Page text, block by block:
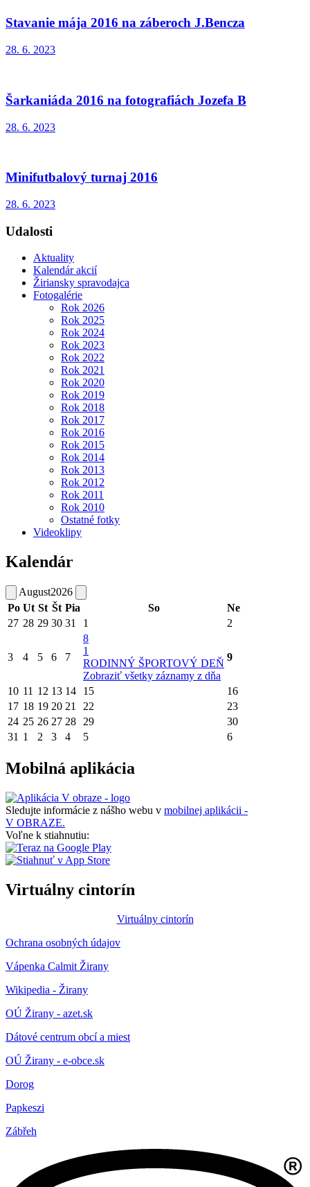
Stavanie mája 2016 na záberoch J.Bencza
28. 6. 2023
Šarkaniáda 2016 na fotografiách Jozefa B
28. 6. 2023
Minifutbalový turnaj 2016
28. 6. 2023
Udalosti
Aktuality
Kalendár akcií
Žiriansky spravodajca
Fotogalérie
Rok 2026
Rok 2025
Rok 2024
Rok 2023
Rok 2022
Rok 2021
Rok 2020
Rok 2019
Rok 2018
Rok 2017
Rok 2016
Rok 2015
Rok 2014
Rok 2013
Rok 2012
Rok 2011
Rok 2010
Ostatné fotky
Videoklipy
Kalendár
August2026
Po Ut St Št Pia So
Ne
27 28 29 30 31 1 2
3 4 5 6 7
8
1
RODINNÝ ŠPORTOVÝ DEŇ
Zobraziť všetky záznamy z dňa
9
10 11 12 13 14 15
16
17 18 19 20 21 22
23
24 25 26 27 28 29
30
31 1 2 3 4 5 6
Mobilná aplikácia
Sledujte informácie z nášho webu v mobilnej aplikácii -
V OBRAZE.
Voľne k stiahnutiu:
Virtuálny cintorín
Virtuálny cintorín
Ochrana osobných údajov
Vápenka Calmit Žirany
Wikipedia - Žirany
OÚ Žirany - azet.sk
Dátové centrum obcí a miest
OÚ Žirany - e-obce.sk
Dorog
Papkeszi
Zábřeh